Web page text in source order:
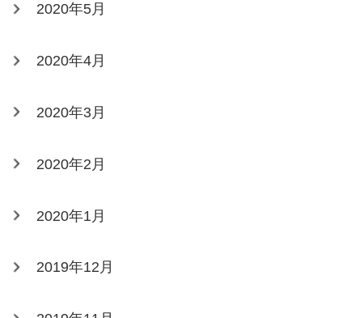
2020年5月
2020年4月
2020年3月
2020年2月
2020年1月
2019年12月